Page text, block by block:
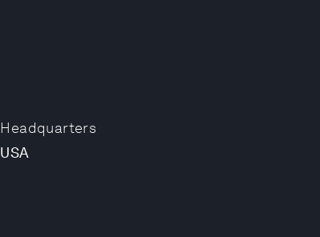
Headquarters
USA